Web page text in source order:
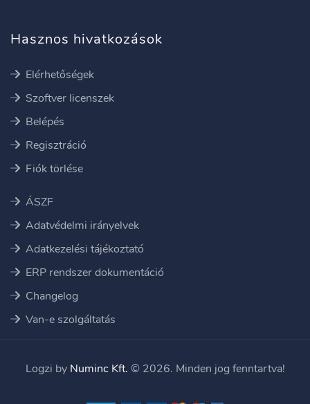
Hasznos hivatkozások
Elérhetőségek
Szoftver licenszek
Belépés
Regisztráció
Fiók törlése
ÁSZF
Adatvédelmi irányelvek
Adatkezelési tájékoztató
ERP rendszer dokumentáció
Changelog
Van-e szolgáltatás
Logzi by Numinc Kft. © 2026. Minden jog fenntartva!